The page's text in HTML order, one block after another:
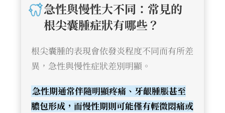
急性與慢性大不同：常見的
根尖囊腫症狀有哪些？
根尖囊腫的表現會依發炎程度不同而有所差
異，急性與慢性症狀差別明顯。
急性期通常伴隨明顯疼痛、牙齦腫脹甚至
膿包形成，而慢性期則可能僅有輕微悶痛或